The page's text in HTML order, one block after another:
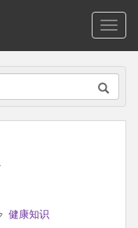
健康知识